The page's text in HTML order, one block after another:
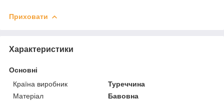
Приховати
Характеристики
Основні
Країна виробник
Туреччина
Матеріал
Бавовна